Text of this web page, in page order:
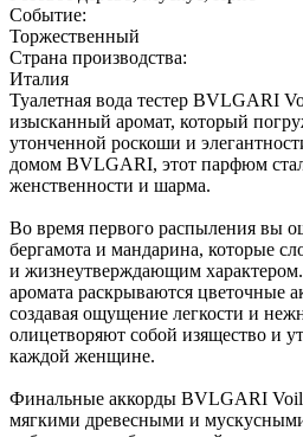
Событие:
Торжественный
Страна производства:
Италия
Туалетная вода тестер BVLGARI
изысканный аромат, который
утонченной роскоши и
домом BVLGARI, этот парфюм
женственности и шарма.
Во время первого распыления вы
бергамота и мандарина, которые
и жизнеутверждающим
аромата раскрываются цветочные
создавая ощущение легкости и
олицетворяют собой изящество и
каждой женщине.
Финальные аккорды BVLGARI
мягкими древесными и